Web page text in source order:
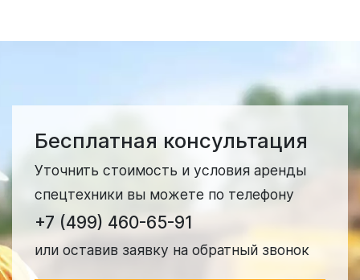
Бесплатная консультация
Уточнить стоимость и условия аренды
спецтехники вы можете по телефону
+7 (499) 460-65-91
или оставив заявку на обратный звонок